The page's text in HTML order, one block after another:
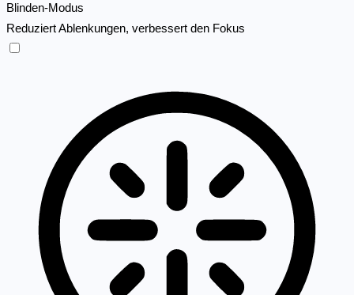
Blinden-Modus
Reduziert Ablenkungen, verbessert den Fokus